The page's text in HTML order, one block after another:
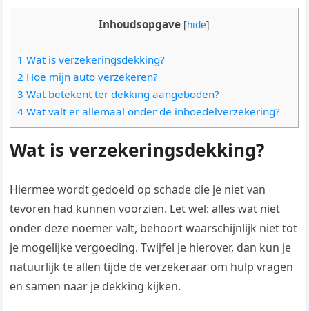
Inhoudsopgave [hide]
1 Wat is verzekeringsdekking?
2 Hoe mijn auto verzekeren?
3 Wat betekent ter dekking aangeboden?
4 Wat valt er allemaal onder de inboedelverzekering?
Wat is verzekeringsdekking?
Hiermee wordt gedoeld op schade die je niet van
tevoren had kunnen voorzien. Let wel: alles wat niet
onder deze noemer valt, behoort waarschijnlijk niet tot
je mogelijke vergoeding. Twijfel je hierover, dan kun je
natuurlijk te allen tijde de verzekeraar om hulp vragen
en samen naar je dekking kijken.